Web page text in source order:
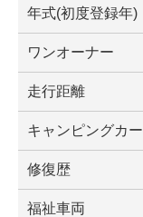
年式(初度登録年)
ワンオーナー
走行距離
キャンピングカー
修復歴
福祉車両